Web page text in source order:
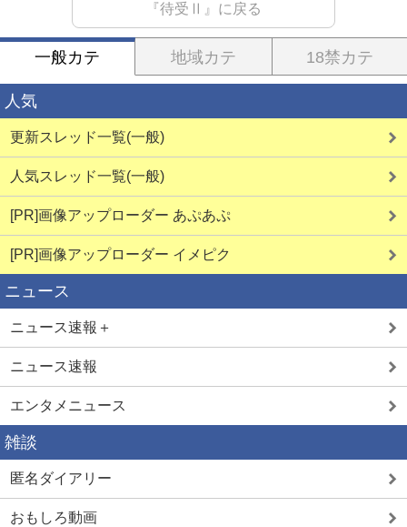
『待受Ⅱ』に戻る
一般カテ 地域カテ 18禁カテ
人気
更新スレッド一覧(一般)
人気スレッド一覧(一般)
[PR]画像アップローダー あぷあぷ
[PR]画像アップローダー イメピク
ニュース
ニュース速報＋
ニュース速報
エンタメニュース
雑談
匿名ダイアリー
おもしろ動画